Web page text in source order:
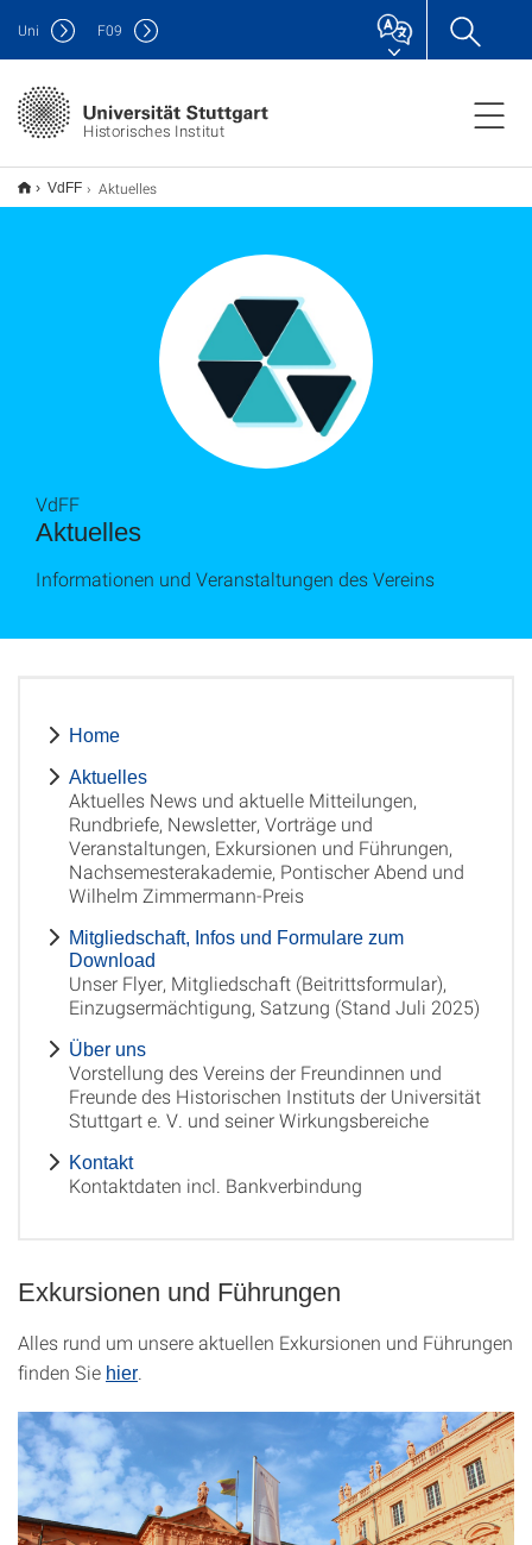
Historisches Institut
Uni F09
VdFF Aktuelles
Aktuelles
VdFF
Informationen und Veranstaltungen des Vereins
Home
Aktuelles
Aktuelles News und aktuelle Mitteilungen,
Rundbriefe, Newsletter, Vorträge und
Veranstaltungen, Exkursionen und Führungen,
Nachsemesterakademie, Pontischer Abend und
Wilhelm Zimmermann-Preis
Mitgliedschaft, Infos und Formulare zum
Download
Unser Flyer, Mitgliedschaft (Beitrittsformular),
Einzugsermächtigung, Satzung (Stand Juli 2025)
Über uns
Vorstellung des Vereins der Freundinnen und
Freunde des Historischen Instituts der Universität
Stuttgart e. V. und seiner Wirkungsbereiche
Kontakt
Kontaktdaten incl. Bankverbindung
Exkursionen und Führungen
Alles rund um unsere aktuellen Exkursionen und Führungen
finden Sie hier